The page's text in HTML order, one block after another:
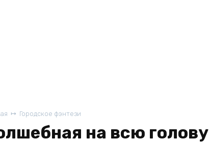
Городское фэнтези
на всю голову